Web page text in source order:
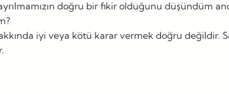
doğru bir fikir olduğunu düşündüm
iyi veya kötü karar vermek doğru değildir.